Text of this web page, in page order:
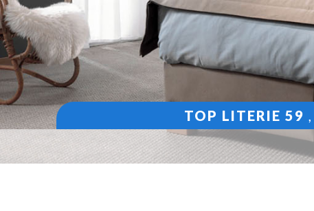
TOP LITERIE 59